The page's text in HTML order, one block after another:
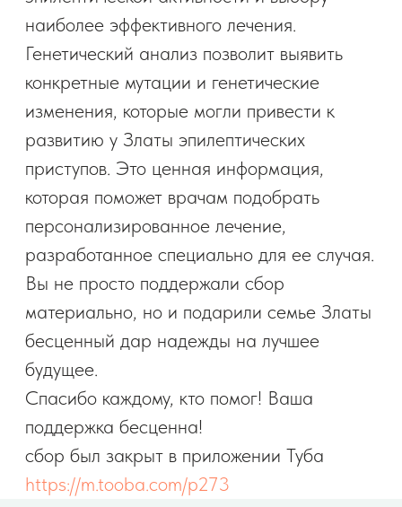
https://m.tooba.com/p273
ТОЛЬКО ВМЕСТЕ
Политика обработки персональных данных
Сибирский благотворительный фонд помощи
детям инвалидам и детям-сиротам
«Только вместе»
Для вопросов по работе фонда:
654059, Кемеровская область, г. Новокузнецк,
ул. Клименко, д. 23, кв. 35
ОГРН 1164200050266
ИНН 4253032716
КПП 425301001
Дата регистрации: 11.02.2016 г.